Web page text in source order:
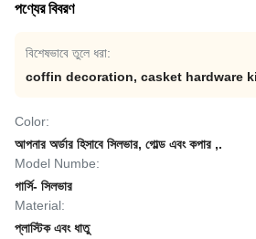
পণ্যের বিবরণ
বিশেষভাবে তুলে ধরা:
coffin decoration, casket hardware
Color:
আপনার অর্ডার হিসাবে সিলভার, গোল্ড এবং কপার ,.
Model Numbe:
গার্সি- সিলভার
Material:
প্লাস্টিক এবং ধাতু